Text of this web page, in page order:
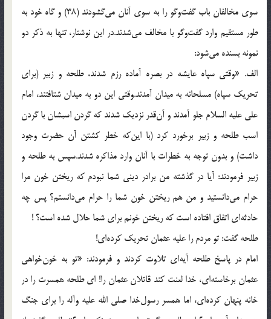
سوی مخالفان باب گفت‌وگو را به سوی آنان می‌گشودند (38) و گاه خود به
طور مستقیم وارد گفت‌وگو با مخالف می‌شدند.در این نوشتار، تنها به ذكر دو
نمونه بسنده می‌شود:
الف. «وقتی سپاه عایشه در بصره آماده رزم شدند، طلحه و زبیر (برای
تحریك سپاه) مسلحانه به میدان آمدند.وقتی این دو به میدان شتافتند، امام
علی علیه السلام جلو آمدند و آن‌قدر نزدیك شدند كه گردن اسبشان با گردن
اسب طلحه و زبیر برخورد كرد (با این‌كه خطر كشتن آن حضرت وجود
داشت) و بدون توجه به خطرات با آنان وارد مذاكره شدند.سپس به طلحه و
زبیر فرمودند: آیا در گذشته من برادر دینی شما نبودم كه ریختن خون مرا
حرام می‌دانستید و من هم ریختن خون شما را حرام می‌دانستم؟ پس چه
حادثه‌ای اتفاق افتاده است كه ریختن خونم برای شما حلال شده است؟ !
طلحه گفت: تو مردم را علیه عثمان تحریك كرده‌ای!
امام در پاسخ طلحه آیه‌ای تلاوت كردند و فرمودند: «تو به خون‌خواهی
عثمان برخاسته‌ای، خدا لعنت كند قاتلان عثمان را! ای طلحه همسرت را در
خانه پنهان كرده‌ای، اما همسر رسول‌خدا صلی الله علیه وآله را برای جنگ